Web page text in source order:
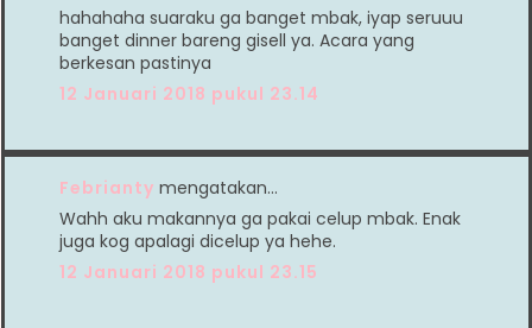
hahahaha suaraku ga banget mbak, iyap seruuu
banget dinner bareng gisell ya. Acara yang
berkesan pastinya
12 Januari 2018 pukul 23.14
Febrianty mengatakan…
Wahh aku makannya ga pakai celup mbak. Enak
juga kog apalagi dicelup ya hehe.
12 Januari 2018 pukul 23.15